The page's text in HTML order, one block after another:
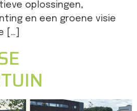
oplossingen,
en een groene visie
[…]